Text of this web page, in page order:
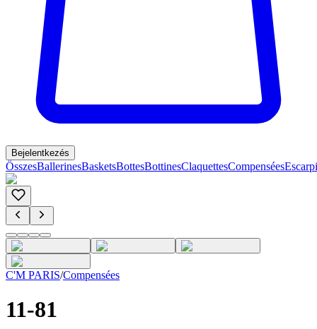
Bejelentkezés
ÖsszesBallerinesBasketsBottesBottinesClaquettesCompensées
C'M PARIS/Compensées
11-81